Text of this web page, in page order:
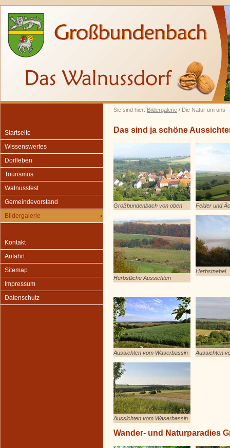
Sie sind hier: Bildergalerie / Die Natur um uns
Startseite
Wissenswertes
Dorfleben
Tourismus
Walnussfest
Gemeindevorstand
Bildergalerie
Kontakt
Anfahrt
Sitemap
Impressum
Datenschutz
Das sind ja schöne
Großbundenbach von oben Felder und
Herbstliche Aussichten
Herbstnebel
Aussichten vom Waserbassin Aussichten
Aussichten vom Waserbassin
Wander- und Naturparadies